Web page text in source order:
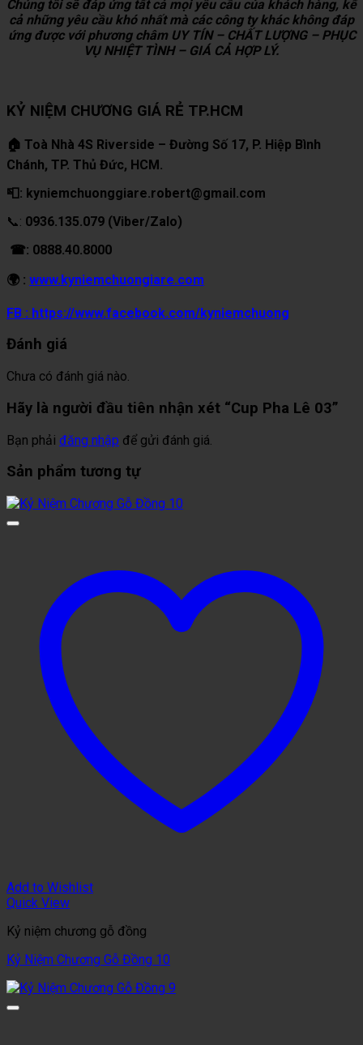
Chúng tôi sẽ đáp ứng tất cả mọi yêu cầu của khách hàng, kể
cả những yêu cầu khó nhất mà các công ty khác không đáp
ứng được với phương châm UY TÍN – CHẤT LƯỢNG – PHỤC
VỤ NHIỆT TÌNH – GIÁ CẢ HỢP LÝ.
KỶ NIỆM CHƯƠNG GIÁ RẺ TP.HCM
🏠 Toà Nhà 4S Riverside – Đường Số 17, P. Hiệp Bình
Chánh, TP. Thủ Đức, HCM.
📮: kyniemchuonggiare.robert@gmail.com
📞: 0936.135.079 (Viber/Zalo)
☎: 0888.40.8000
🌍 : www.kyniemchuongiare.com
FB : https://www.facebook.com/kyniemchuong
Đánh giá
Chưa có đánh giá nào.
Hãy là người đầu tiên nhận xét “Cup Pha Lê 03”
Bạn phải đăng nhập để gửi đánh giá.
Sản phẩm tương tự
Add to Wishlist
Quick View
Kỷ niệm chương gỗ đồng
Kỷ Niệm Chương Gỗ Đồng 10